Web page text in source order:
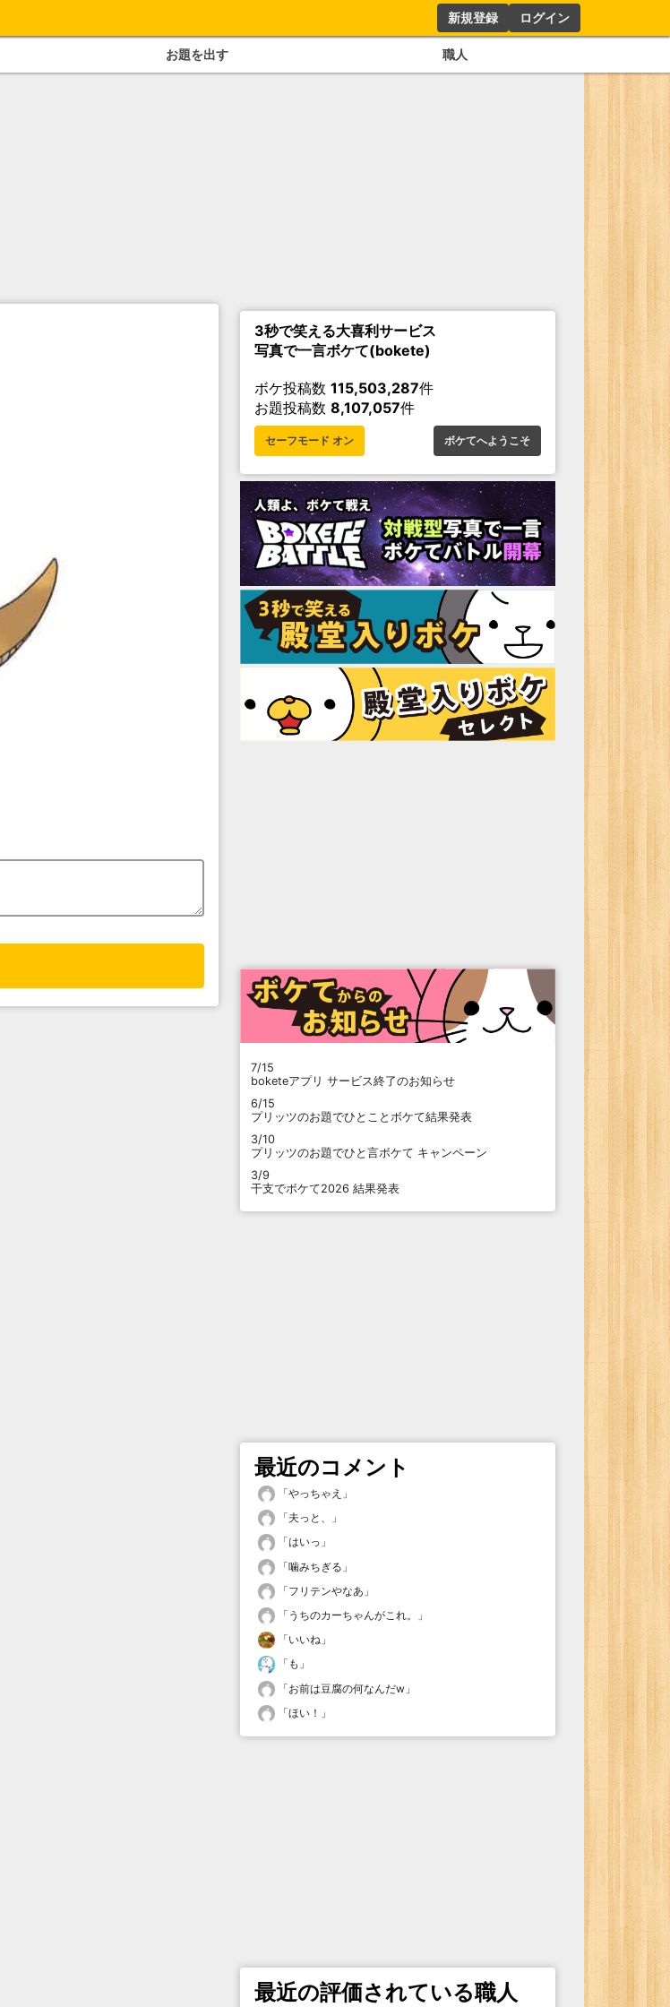
新規登録 ログイン
お題を出す 職人
3秒で笑える大喜利サービス
写真で一言ボケて(bokete)
ボケ投稿数 115,503,287件
お題投稿数 8,107,057件
セーフモード オン ボケてへようこそ
7/15
boketeアプリ サービス終了のお知らせ
6/15
プリッツのお題でひとことボケて結果発表
3/10
プリッツのお題でひと言ボケて キャンペーン
3/9
干支でボケて2026 結果発表
最近のコメント
「やっちゃえ 」
「夫っと、
」
「はいっ 」
「噛みちぎる 」
「フリテンやなあ 」
「 うちのカーちゃんがこれ。
」
「いいね 」
「 も 」
「お前は豆腐の何なんだw 」
「ほい！ 」
最近の評価されている職人